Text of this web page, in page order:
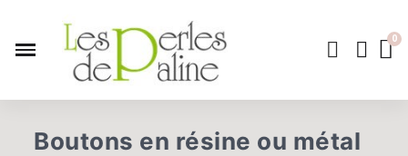
Boutons en résine ou métal